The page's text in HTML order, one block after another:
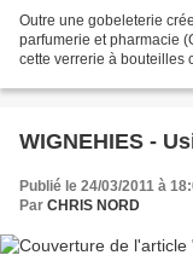
Outre une gobeleterie
parfumerie et pharmacie
cette verrerie à bouteilles
WIGNEHIES -
Publié le 24/03/2011 à
Par CHRIS NORD